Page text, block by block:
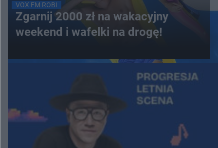
VOX FM ROBI
Zgarnij 2000 zł na wakacyjny
weekend i wafelki na drogę!